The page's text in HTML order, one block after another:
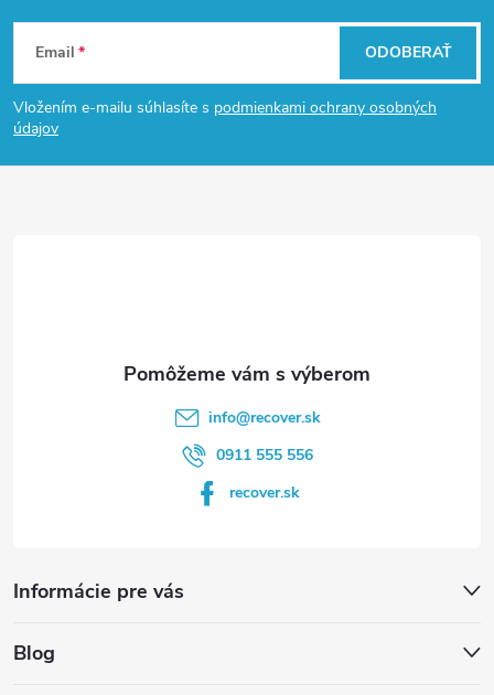
Z
á
p
Email
Vložením e-mailu súhlasíte s podmienkami ochrany osobných
údajov
ODOBERAŤ
info@recover.sk
0911 555 556
recover.sk
Informácie pre vás
Blog